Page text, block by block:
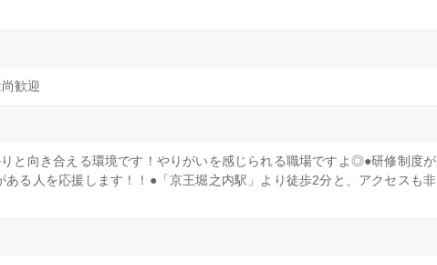
歓迎
と向き合える環境です！やりがいを感じられる職場ですよ◎●研修制度が
る人を応援します！！●「京王堀之内駅」より徒歩2分と、アクセスも非